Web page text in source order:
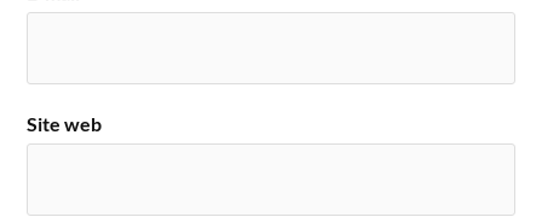
Site web